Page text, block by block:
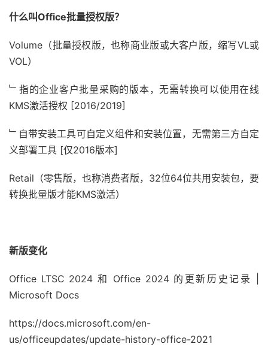
什么叫Office批量授权版？
Volume（批量授权版，也称商业版或大客户版，缩写VL或
VOL）
﹂指的企业客户批量采购的版本，无需转换可以使用在线
KMS激活授权 [2016/2019]
﹂自带安装工具可自定义组件和安装位置，无需第三方自定
义部署工具 [仅2016版本]
Retail（零售版，也称消费者版，32位64位共用安装包，要
转换批量版才能KMS激活）
新版变化
Office LTSC 2024 和 Office 2024 的更新历史记录 |
Microsoft Docs
https://docs.microsoft.com/en-
us/officeupdates/update-history-office-2021